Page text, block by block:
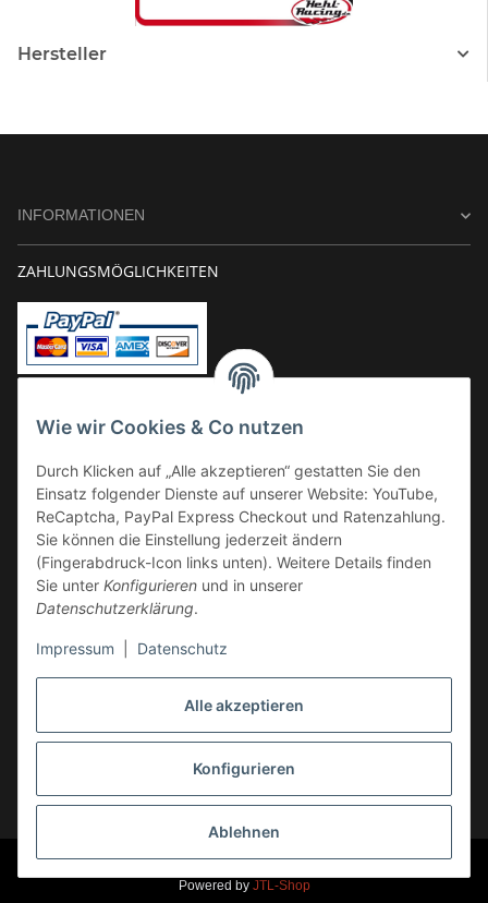
Alle akzeptieren
Konfigurieren
Ablehnen
Wie wir Cookies & Co nutzen
Durch Klicken auf „Alle akzeptieren“ gestatten Sie den
Einsatz folgender Dienste auf unserer Website: YouTube,
ReCaptcha, PayPal Express Checkout und Ratenzahlung.
Sie können die Einstellung jederzeit ändern
(Fingerabdruck-Icon links unten). Weitere Details finden
Sie unter Konfigurieren und in unserer
Datenschutzerklärung.
Impressum Datenschutz
Hersteller
INFORMATIONEN
ZAHLUNGSMÖGLICHKEITEN
Kauf auf Rechnung
VERSAND
Vertrag widerrufen
Powered by JTL-Shop